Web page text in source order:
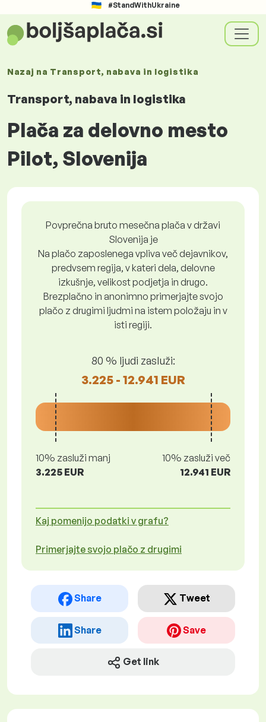
#StandWithUkraine
Nazaj na Transport, nabava in logistika
Transport, nabava in logistika
Plača za delovno mesto
Pilot, Slovenija
Povprečna bruto mesečna plača v državi
Slovenija je
Na plačo zaposlenega vpliva več dejavnikov,
predvsem regija, v kateri dela, delovne
izkušnje, velikost podjetja in drugo.
Brezplačno in anonimno primerjajte svojo
plačo z drugimi ljudmi na istem položaju in v
isti regiji.
80 % ljudi zasluži:
3.225 - 12.941 EUR
10% zasluži manj
3.225 EUR
10% zasluži več
12.941 EUR
Kaj pomenijo podatki v grafu?
Primerjajte svojo plačo z drugimi
Share Tweet
Share Save
Get link